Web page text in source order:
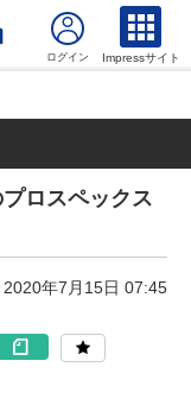
Impressサイト
ロスペックス
2020年7月15日 07:45